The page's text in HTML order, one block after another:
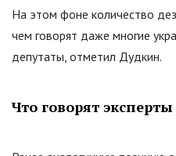
На этом фоне количество
чем говорят даже многие
депутаты, отметил Дудкин.
Что говорят эксперты